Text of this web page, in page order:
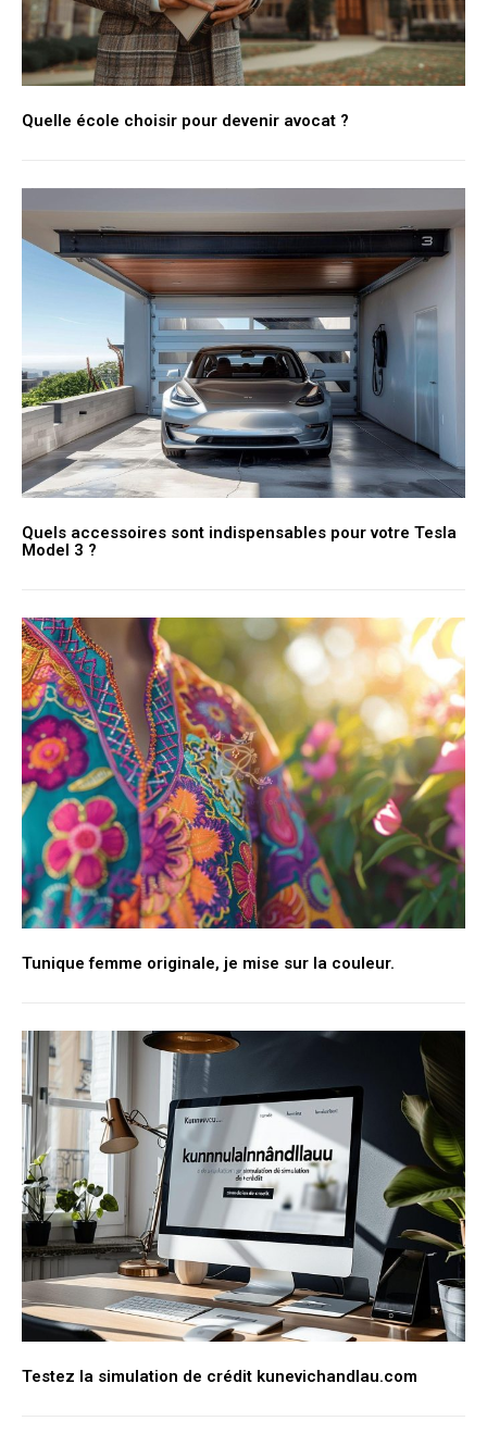
Quelle école choisir pour devenir avocat ?
Quels accessoires sont indispensables pour votre Tesla
Model 3 ?
Tunique femme originale, je mise sur la couleur.
Testez la simulation de crédit kunevichandlau.com